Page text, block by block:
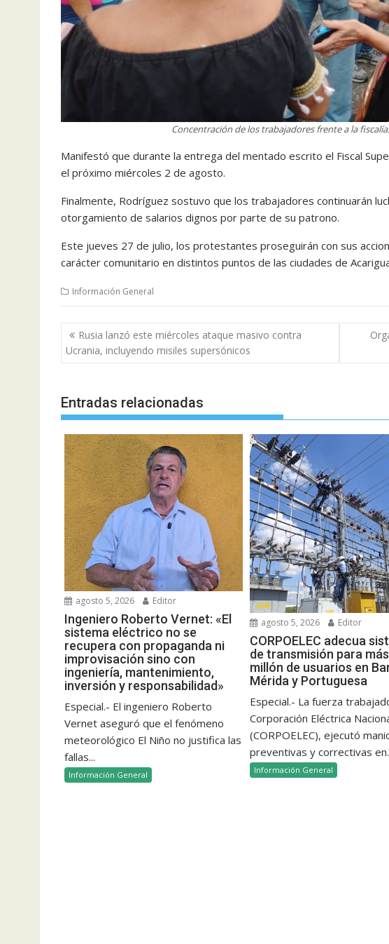
Concentración de los trabajadores frente a la
Manifestó que durante la entrega del mentado escrito el Fiscal
el próximo miércoles 2 de agosto.
Finalmente, Rodríguez sostuvo que los trabajadores continuarán
otorgamiento de salarios dignos por parte de su patrono.
Este jueves 27 de julio, los protestantes proseguirán con sus
carácter comunitario en distintos puntos de las ciudades de
Información General
Navegación
de
entradas
Rusia lanzó este miércoles ataque masivo contra
Ucrania, incluyendo misiles supersónicos
Entradas relacionadas
agosto 5, 2026 Editor
Ingeniero Roberto Vernet: «El
sistema eléctrico no se
recupera con propaganda ni
improvisación sino con
ingeniería, mantenimiento,
inversión y responsabilidad»
Especial.- El ingeniero Roberto
Vernet aseguró que el fenómeno
meteorológico El Niño no justifica las
fallas...
Información General
agosto 5, 2026 Editor
CORPOELEC adecua
de transmisión para
millón de usuarios en
Mérida y Portuguesa
Especial.- La fuerza
Corporación Eléctrica
(CORPOELEC), ejecutó
preventivas y correctivas
Información General